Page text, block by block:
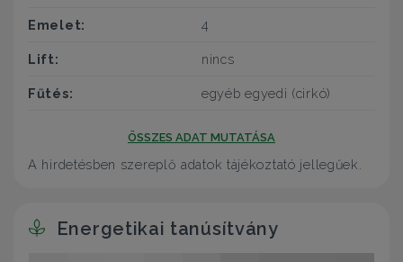
Emelet: 4
Lift: nincs
Fűtés: egyéb egyedi (cirkó)
ÖSSZES ADAT MUTATÁSA
A hirdetésben szereplő adatok tájékoztató jellegűek.
Energetikai tanúsítvány